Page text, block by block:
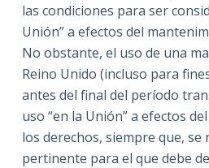
las condiciones para ser
Unión” a efectos del
No obstante, el uso de una
Reino Unido (incluso para
antes del final del período
uso “en la Unión” a efectos
los derechos, siempre que,
pertinente para el que debe